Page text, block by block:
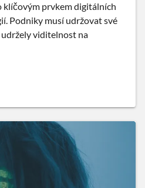
klíčovým prvkem digitálních
Podniky musí udržovat své
udržely viditelnost na